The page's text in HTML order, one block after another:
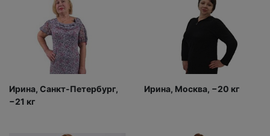
Ирина, Санкт-Петербург,
−21 кг
Ирина, Москва, −20 кг